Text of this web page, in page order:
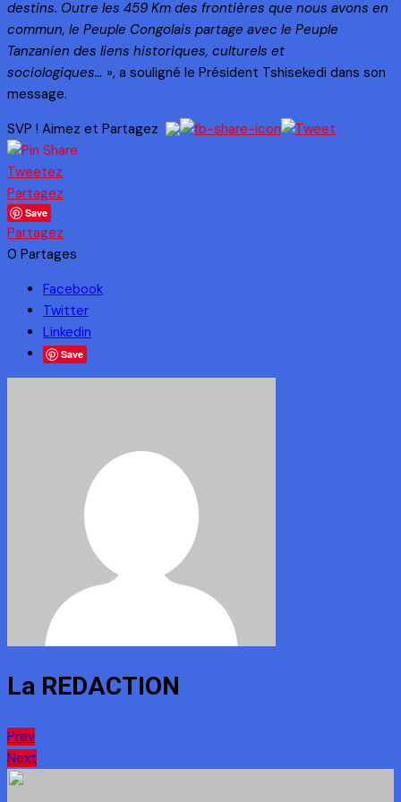
destins. Outre les 459 Km des frontières que nous avons en
commun, le Peuple Congolais partage avec le Peuple
Tanzanien des liens historiques, culturels et
sociologiques… », a souligné le Président Tshisekedi dans son
message.
SVP ! Aimez et Partagez
Tweetez
Partagez
Save
Partagez
0 Partages
Facebook
Twitter
Linkedin
Save
La REDACTION
Navigation
de
Prev
Next